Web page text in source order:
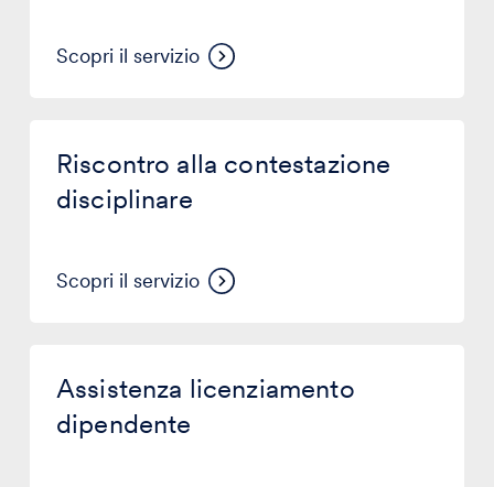
Scopri il servizio
Riscontro alla contestazione
disciplinare
Scopri il servizio
contestazione
disciplinare
Assistenza licenziamento
dipendente
licenziamento
dipendente